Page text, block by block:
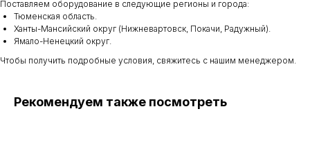
Поставляем оборудование в следующие регионы и города:
Тюменская область.
Ханты-Мансийский округ (Нижневартовск, Покачи, Радужный).
Ямало-Ненецкий округ.
Чтобы получить подробные условия, свяжитесь с нашим менеджером.
Рекомендуем также посмотреть